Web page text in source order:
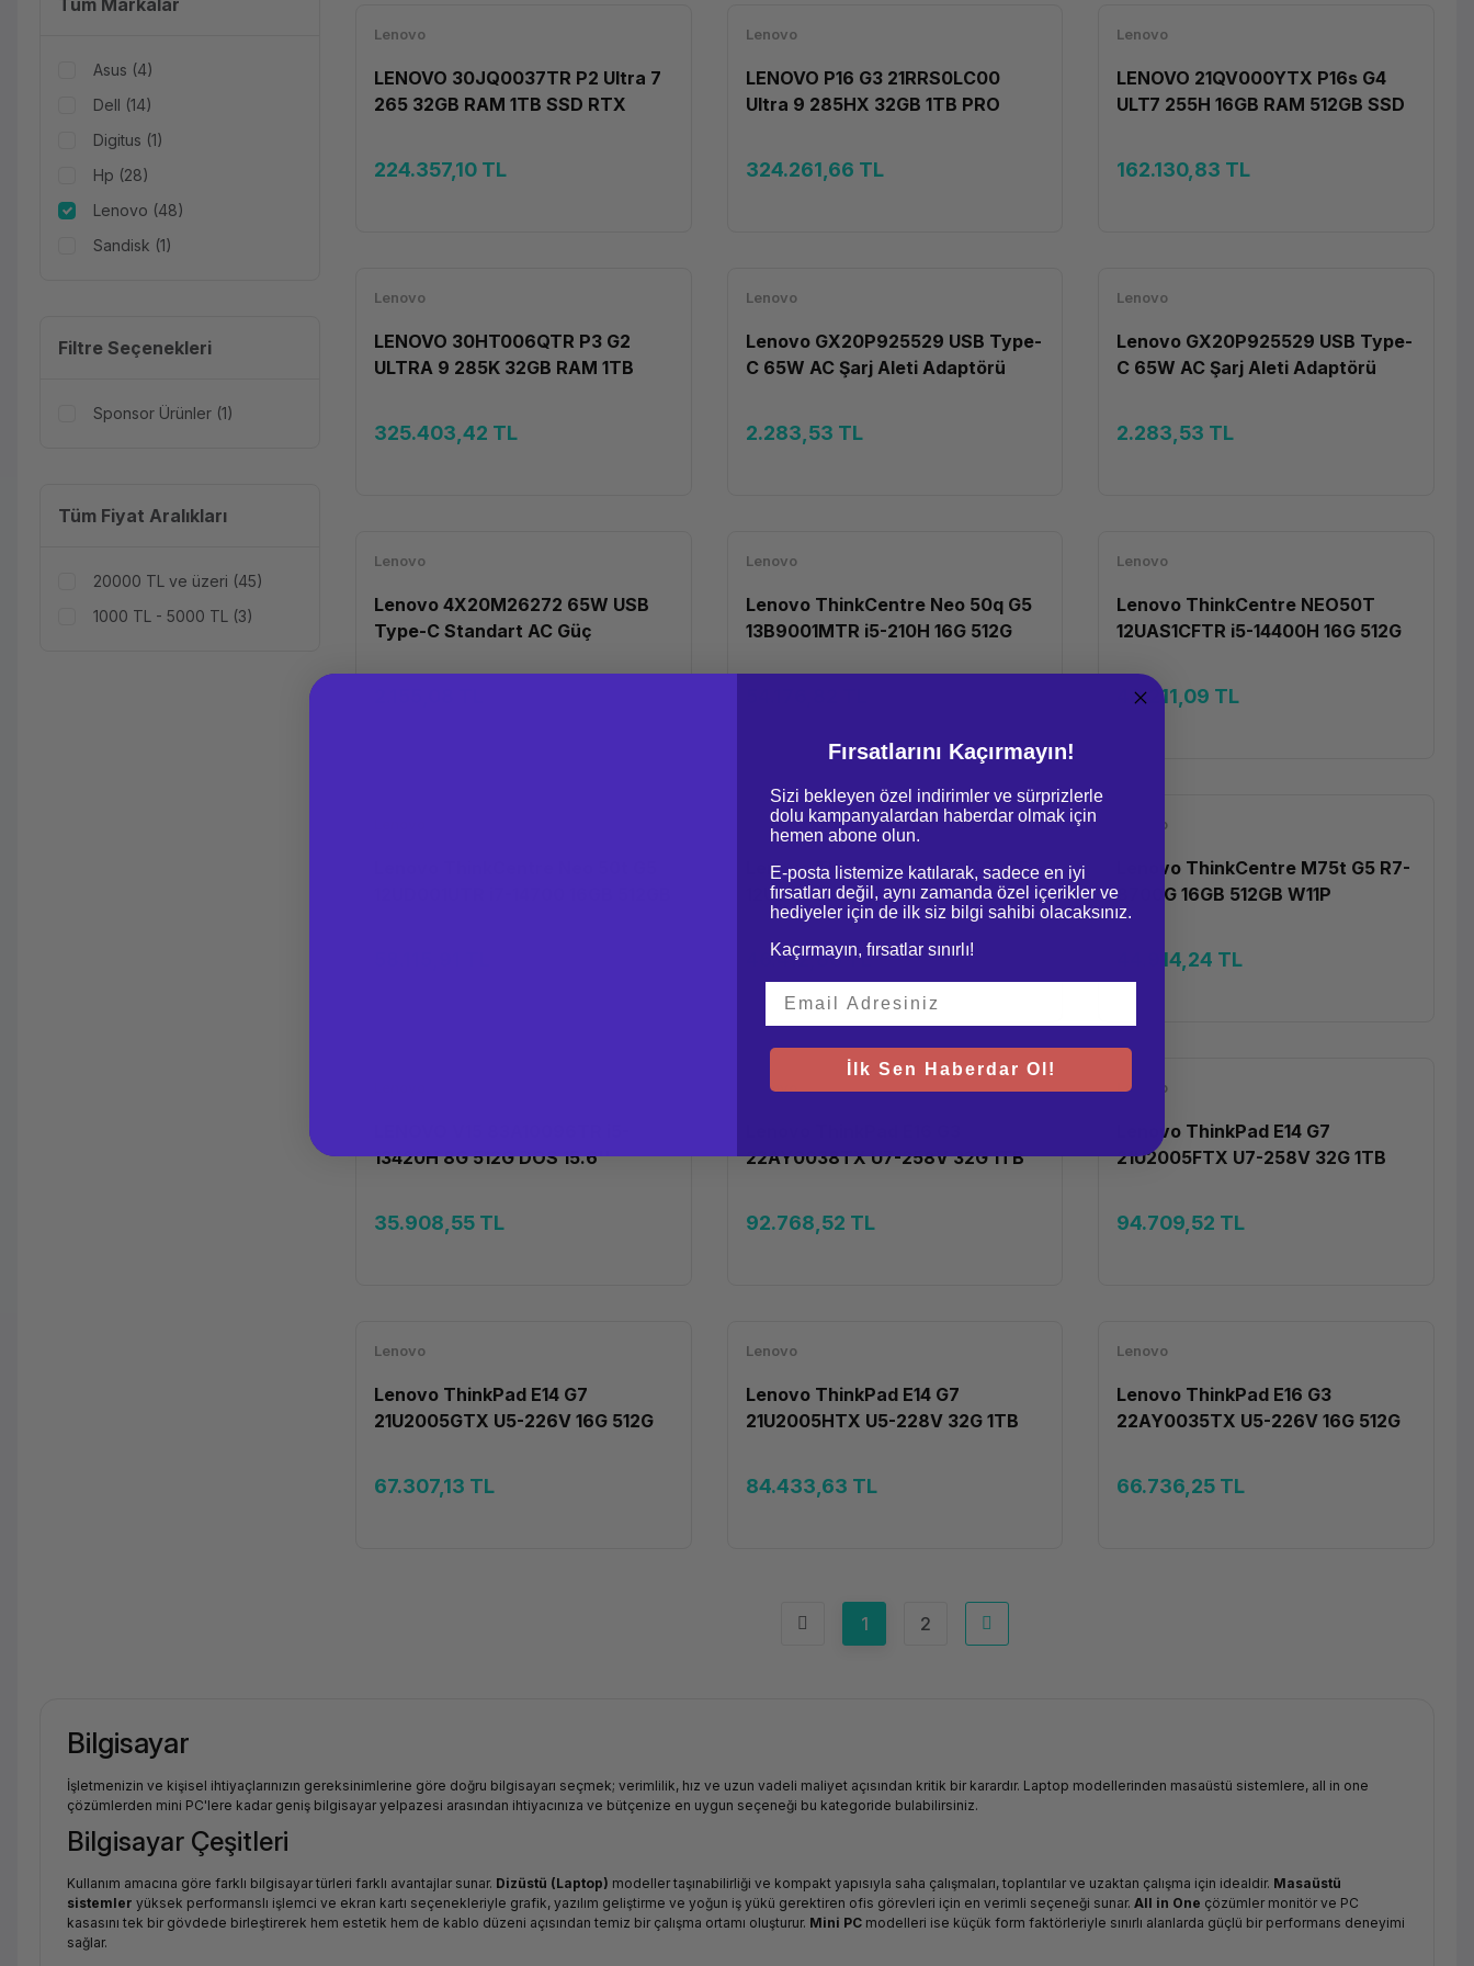
Tüm Markalar
Asus (4)
Dell (14)
Digitus (1)
Hp (28)
Lenovo (48)
Sandisk (1)
Filtre Seçenekleri
Sponsor Ürünler (1)
Tüm Fiyat Aralıkları
20000 TL ve üzeri (45)
1000 TL - 5000 TL (3)
Lenovo
LENOVO 30JQ0037TR P2 Ultra 7
265 32GB RAM 1TB SSD RTX
224.357,10 TL
Lenovo
LENOVO P16 G3 21RRS0LC00
Ultra 9 285HX 32GB 1TB PRO
324.261,66 TL
Lenovo
LENOVO 21QV000YTX P16s G4
ULT7 255H 16GB RAM 512GB SSD
162.130,83 TL
Lenovo
LENOVO 30HT006QTR P3 G2
ULTRA 9 285K 32GB RAM 1TB
325.403,42 TL
Lenovo
Lenovo GX20P925529 USB Type-
C 65W AC Şarj Aleti Adaptörü
2.283,53 TL
Lenovo
Lenovo GX20P925529 USB Type-
C 65W AC Şarj Aleti Adaptörü
2.283,53 TL
Lenovo
Lenovo 4X20M26272 65W USB
Type-C Standart AC Güç
Lenovo
Lenovo ThinkCentre Neo 50q G5
13B9001MTR i5-210H 16G 512G
Lenovo
Lenovo ThinkCentre NEO50T
12UAS1CFTR i5-14400H 16G 512G
48.211,09 TL
Lenovo
Lenovo ThinkCentre Neo 50t G5
12UD002CTR i5-14400 16GB
512GB DOS
46.412,80 TL
Lenovo
Lenovo ThinkCentre M75t G5 R7-
8700G 16GB 512GB W11P
44.914,24 TL
13420H 8G 512G DOS 15.6''
35.908,55 TL
Lenovo
22AY0038TX U7-258V 32G 1TB
92.768,52 TL
Lenovo
Lenovo ThinkPad E14 G7
21U2005FTX U7-258V 32G 1TB
94.709,52 TL
Lenovo
Lenovo ThinkPad E14 G7
21U2005GTX U5-226V 16G 512G
67.307,13 TL
Lenovo
Lenovo ThinkPad E14 G7
21U2005HTX U5-228V 32G 1TB
84.433,63 TL
Lenovo
Lenovo ThinkPad E16 G3
22AY0035TX U5-226V 16G 512G
66.736,25 TL
1 2
Bilgisayar
İşletmenizin ve kişisel ihtiyaçlarınızın gereksinimlerine göre doğru bilgisayarı seçmek; verimlilik, hız ve uzun vadeli maliyet açısından kritik bir karardır. Laptop modellerinden masaüstü sistemlere, all in one
çözümlerden mini PC'lere kadar geniş bilgisayar yelpazesi arasından ihtiyacınıza ve bütçenize en uygun seçeneği bu kategoride bulabilirsiniz.
Bilgisayar Çeşitleri
Kullanım amacına göre farklı bilgisayar türleri farklı avantajlar sunar. Dizüstü (Laptop) modeller taşınabilirliği ve kompakt yapısıyla saha çalışmaları, toplantılar ve uzaktan çalışma için idealdir. Masaüstü
sistemler yüksek performanslı işlemci ve ekran kartı seçenekleriyle grafik, yazılım geliştirme ve yoğun iş yükü gerektiren ofis görevleri için en verimli seçeneği sunar. All in One çözümler monitör ve PC
kasasını tek bir gövdede birleştirerek hem estetik hem de kablo düzeni açısından temiz bir çalışma ortamı oluşturur. Mini PC modelleri ise küçük form faktörleriyle sınırlı alanlarda güçlü bir performans deneyimi
sağlar.
Fırsatlarını Kaçırmayın!
Sizi bekleyen özel indirimler ve sürprizlerle
dolu kampanyalardan haberdar olmak için
hemen abone olun.
E-posta listemize katılarak, sadece en iyi
fırsatları değil, aynı zamanda özel içerikler ve
hediyeler için de ilk siz bilgi sahibi olacaksınız.
Kaçırmayın, fırsatlar sınırlı!
İlk Sen Haberdar Ol!